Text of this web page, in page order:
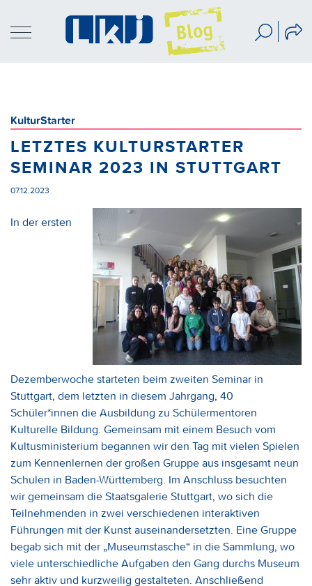
KulturStarter
LETZTES KULTURSTARTER
SEMINAR 2023 IN STUTTGART
07.12.2023
In der ersten
Dezemberwoche starteten beim zweiten Seminar in
Stuttgart, dem letzten in diesem Jahrgang, 40
Schüler*innen die Ausbildung zu Schülermentoren
Kulturelle Bildung. Gemeinsam mit einem Besuch vom
Kultusministerium begannen wir den Tag mit vielen Spielen
zum Kennenlernen der großen Gruppe aus insgesamt neun
Schulen in Baden-Württemberg. Im Anschluss besuchten
wir gemeinsam die Staatsgalerie Stuttgart, wo sich die
Teilnehmenden in zwei verschiedenen interaktiven
Führungen mit der Kunst auseinandersetzten. Eine Gruppe
begab sich mit der „Museumstasche“ in die Sammlung, wo
viele unterschiedliche Aufgaben den Gang durchs Museum
sehr aktiv und kurzweilig gestalteten. Anschließend